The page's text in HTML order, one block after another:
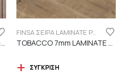
FINSA ΣΕΙΡΑ LAMINATE PUREFLOOR 7MM
ΣΎΓΚΡΙΣΗ